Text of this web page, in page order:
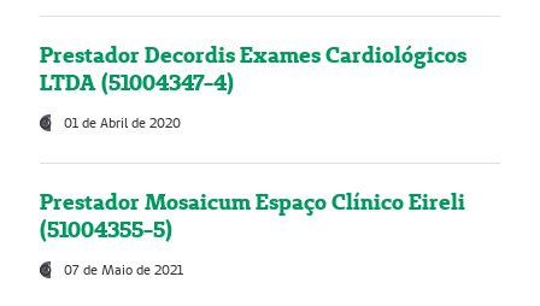
Prestador Decordis Exames Cardiológicos
LTDA (51004347-4)
01 de Abril de 2020
Prestador Mosaicum Espaço Clínico Eireli
(51004355-5)
07 de Maio de 2021